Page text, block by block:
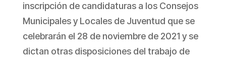
inscripción de candidaturas a los Consejos
Municipales y Locales de Juventud que se
celebrarán el 28 de noviembre de 2021 y se
dictan otras disposiciones del trabajo de